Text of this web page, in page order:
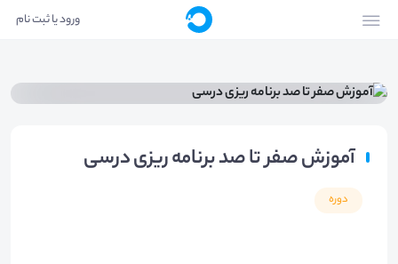
ورود یا ثبت نام
آموزش صفر تا صد برنامه ریزی درسی
دوره